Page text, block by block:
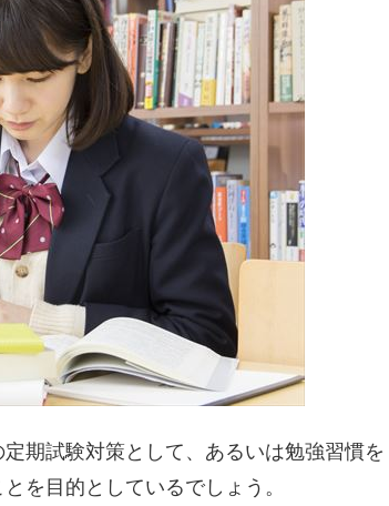
期試験対策として、あるいは勉強習慣を
を目的としているでしょう。